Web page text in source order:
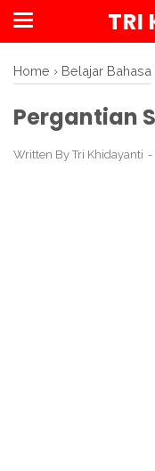
TRI
Home › Belajar Bahasa
Pergantian
Written ByTri Khidayanti